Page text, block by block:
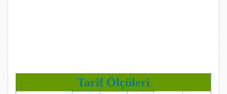
Tarif Ölçüleri